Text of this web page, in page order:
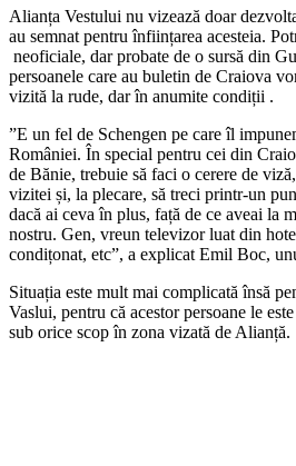
Alianța Vestului nu vizează doar
au semnat pentru înființarea acesteia.
neoficiale, dar probate de o sursă din
persoanele care au buletin de Craiova
vizită la rude, dar în anumite condiții .
”E un fel de Schengen pe care îl
României. În special pentru cei din
de Bănie, trebuie să faci o cerere de
vizitei și, la plecare, să treci printr-un
dacă ai ceva în plus, față de ce aveai la
nostru. Gen, vreun televizor luat din
condițonat, etc”, a explicat Emil Boc,
Situația este mult mai complicată însă
Vaslui, pentru că acestor persoane le
sub orice scop în zona vizată de Alianță.